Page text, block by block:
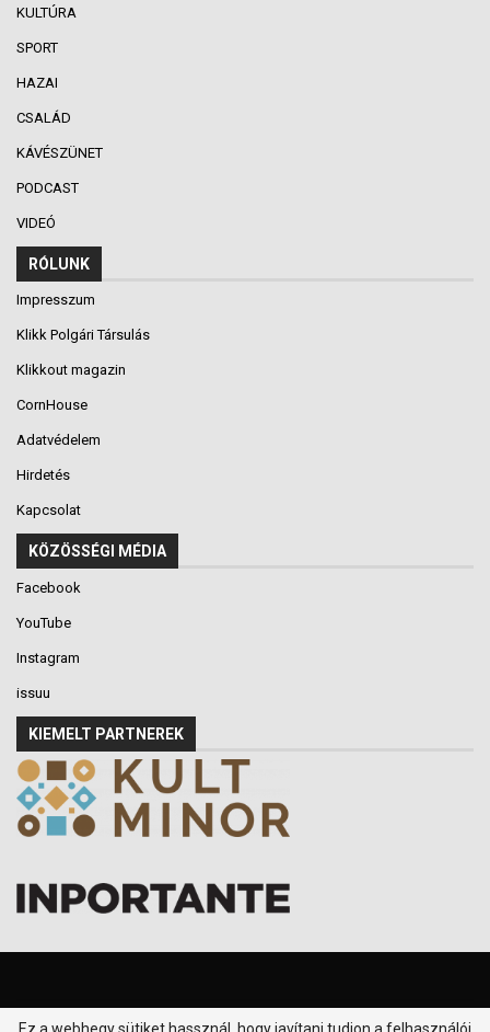
KULTÚRA
SPORT
HAZAI
CSALÁD
KÁVÉSZÜNET
PODCAST
VIDEÓ
RÓLUNK
Impresszum
Klikk Polgári Társulás
Klikkout magazin
CornHouse
Adatvédelem
Hirdetés
Kapcsolat
KÖZÖSSÉGI MÉDIA
Facebook
YouTube
Instagram
issuu
KIEMELT PARTNEREK